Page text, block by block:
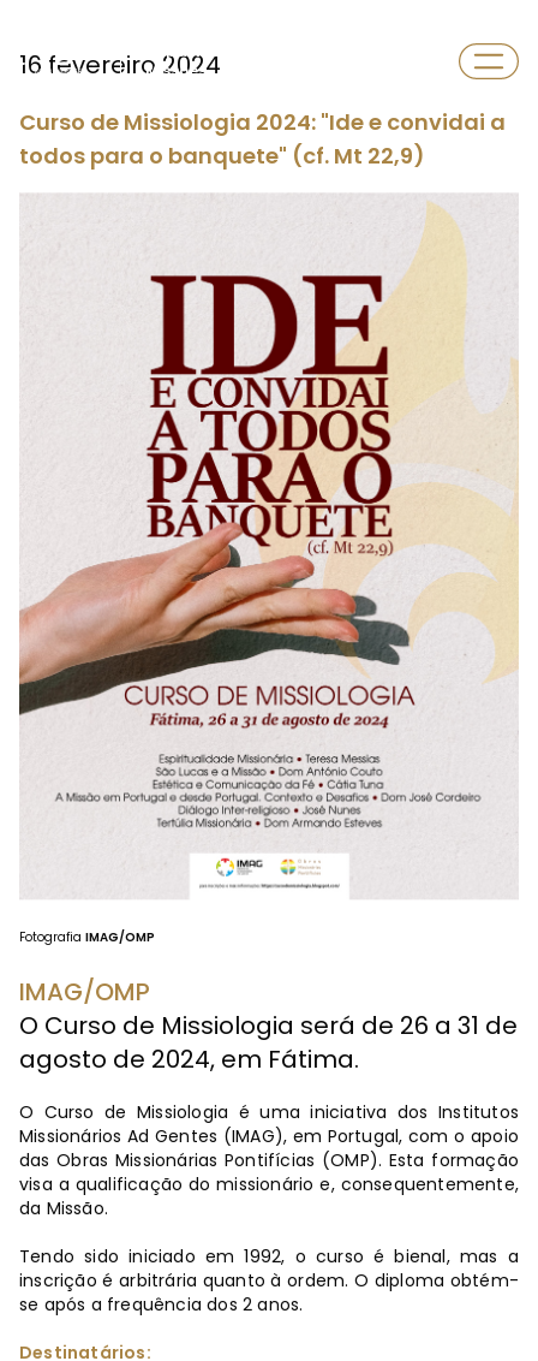
Departamento
Missões
16 fevereiro 2024
Curso de Missiologia 2024: "Ide e convidai a
todos para o banquete" (cf. Mt 22,9)
Fotografia IMAG/OMP
IMAG/OMP
O Curso de Missiologia será de 26 a 31 de
agosto de 2024, em Fátima.
O Curso de Missiologia é uma iniciativa dos Institutos
Missionários Ad Gentes (IMAG), em Portugal, com o apoio
das Obras Missionárias Pontifícias (OMP). Esta formação
visa a qualificação do missionário e, consequentemente,
da Missão.
Tendo sido iniciado em 1992, o curso é bienal, mas a
inscrição é arbitrária quanto à ordem. O diploma obtém-
se após a frequência dos 2 anos.
Destinatários: